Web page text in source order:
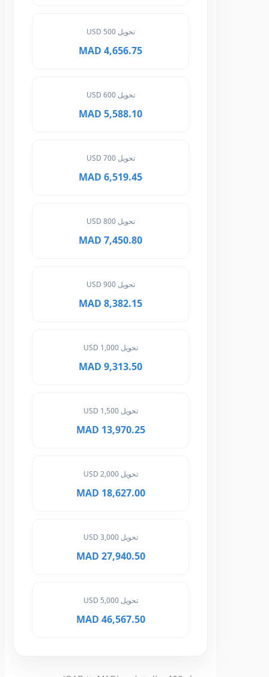
تحويل 500 USD
4,656.75 MAD
تحويل 600 USD
5,588.10 MAD
تحويل 700 USD
6,519.45 MAD
تحويل 800 USD
7,450.80 MAD
تحويل 900 USD
8,382.15 MAD
تحويل 1,000 USD
9,313.50 MAD
تحويل 1,500 USD
13,970.25 MAD
تحويل 2,000 USD
18,627.00 MAD
تحويل 3,000 USD
27,940.50 MAD
تحويل 5,000 USD
46,567.50 MAD